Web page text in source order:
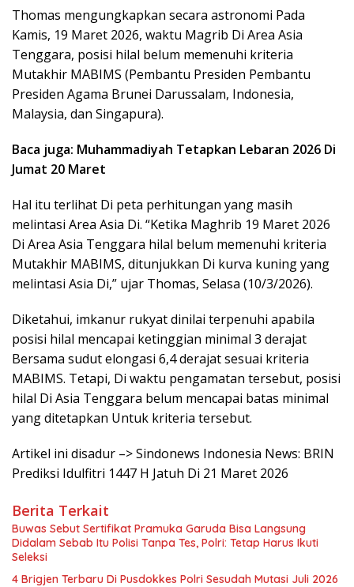
Thomas mengungkapkan secara astronomi Pada
Kamis, 19 Maret 2026, waktu Magrib Di Area Asia
Tenggara, posisi hilal belum memenuhi kriteria
Mutakhir MABIMS (Pembantu Presiden Pembantu
Presiden Agama Brunei Darussalam, Indonesia,
Malaysia, dan Singapura).
Baca juga: Muhammadiyah Tetapkan Lebaran 2026 Di
Jumat 20 Maret
Hal itu terlihat Di peta perhitungan yang masih
melintasi Area Asia Di. “Ketika Maghrib 19 Maret 2026
Di Area Asia Tenggara hilal belum memenuhi kriteria
Mutakhir MABIMS, ditunjukkan Di kurva kuning yang
melintasi Asia Di,” ujar Thomas, Selasa (10/3/2026).
Diketahui, imkanur rukyat dinilai terpenuhi apabila
posisi hilal mencapai ketinggian minimal 3 derajat
Bersama sudut elongasi 6,4 derajat sesuai kriteria
MABIMS. Tetapi, Di waktu pengamatan tersebut, posisi
hilal Di Asia Tenggara belum mencapai batas minimal
yang ditetapkan Untuk kriteria tersebut.
Artikel ini disadur –> Sindonews Indonesia News: BRIN
Prediksi Idulfitri 1447 H Jatuh Di 21 Maret 2026
Berita Terkait
Buwas Sebut Sertifikat Pramuka Garuda Bisa Langsung
Didalam Sebab Itu Polisi Tanpa Tes, Polri: Tetap Harus Ikuti
Seleksi
4 Brigjen Terbaru Di Pusdokkes Polri Sesudah Mutasi Juli 2026